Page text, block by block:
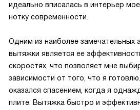
идеально вписалась в интерьер
нотку современности.
Одним из наиболее замечательных
вытяжки является ее
скоростях, что позволяет мне
зависимости от того, что я
оказался спасением, когда я
плите. Вытяжка быстро и